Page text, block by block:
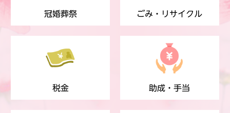
冠婚葬祭 ごみ・リサイクル
税金 助成・手当